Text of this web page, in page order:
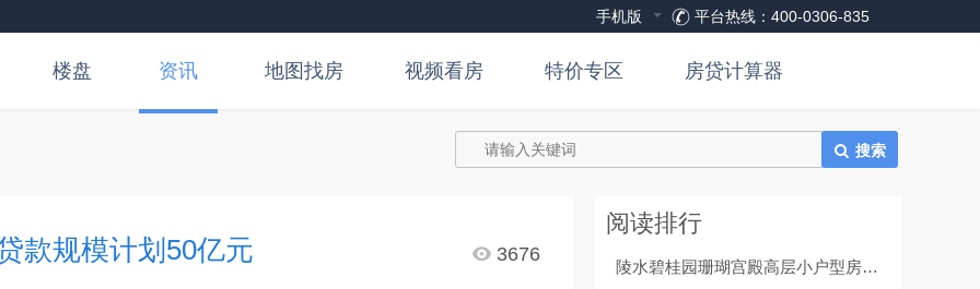
手机版 平台热线：400-0306-835
楼盘 资讯 地图找房 视频看房 特价专区 房贷计算器
搜索
款规模计划50亿元 3676
阅读排行
陵水碧桂园珊瑚宫殿高层小户型房源在售，均价25000元/㎡